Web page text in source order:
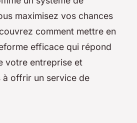
maximisez vos chances
comment mettre en
efficace qui répond
votre entreprise et
à offrir un service de